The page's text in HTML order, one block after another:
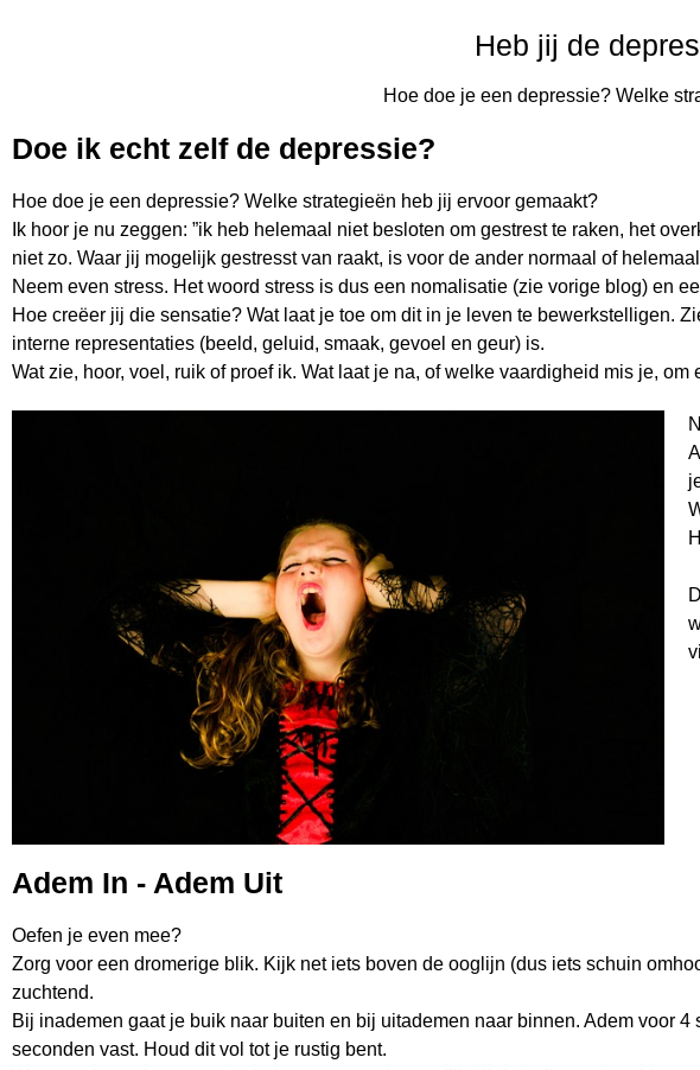
Heb jij de
Hoe doe je een depressie? Welke
Doe ik echt zelf de depressie?
Hoe doe je een depressie? Welke strategieën heb jij ervoor gemaakt?
Ik hoor je nu zeggen: ”ik heb helemaal niet besloten om gestrest te raken, het
niet zo. Waar jij mogelijk gestresst van raakt, is voor de ander normaal of
Neem even stress. Het woord stress is dus een nomalisatie (zie vorige blog) en
Hoe creëer jij die sensatie? Wat laat je toe om dit in je leven te bewerkstelligen.
interne representaties (beeld, geluid, smaak, gevoel en geur) is.
Wat zie, hoor, voel, ruik of proef ik. Wat laat je na, of welke vaardigheid mis je,
Adem In - Adem Uit
Oefen je even mee?
Zorg voor een dromerige blik. Kijk net iets boven de ooglijn (dus iets schuin
zuchtend.
Bij inademen gaat je buik naar buiten en bij uitademen naar binnen. Adem voor
seconden vast. Houd dit vol tot je rustig bent.